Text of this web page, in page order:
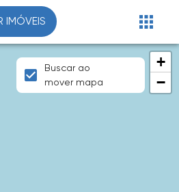
IMÓVEIS
+
−
Buscar ao
mover mapa